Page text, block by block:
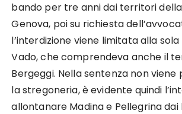
bando per tre anni dai territori
Genova, poi su richiesta
l’interdizione viene limitata alla
Vado, che comprendeva anche il
Bergeggi. Nella sentenza non viene
la stregoneria, è evidente quindi
allontanare Madina e Pellegrina dai